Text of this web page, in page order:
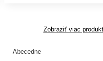
Zobraziť viac
Abecedne